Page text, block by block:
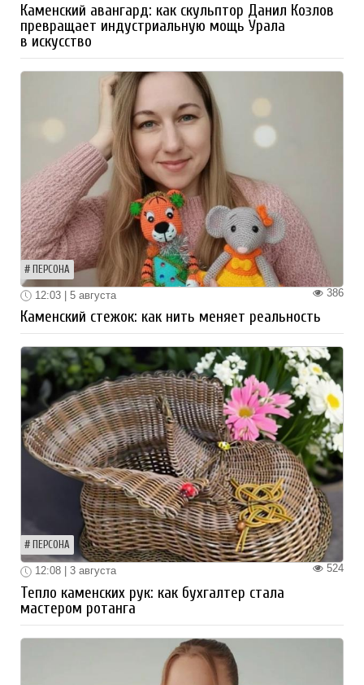
Каменский авангард: как скульптор Данил Козлов
превращает индустриальную мощь Урала
в искусство
ПЕРСОНА
386
12:03 | 5 августа
Каменский стежок: как нить меняет реальность
ПЕРСОНА
524
12:08 | 3 августа
Тепло каменских рук: как бухгалтер стала
мастером ротанга